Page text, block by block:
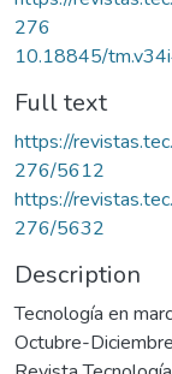
276
10.18845/
Full text
https://
276/5612
https://
276/5632
Description
Tecnología en
Octubre-